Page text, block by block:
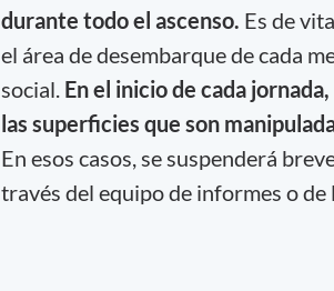
durante todo el ascenso. Es de
el área de desembarque de cada
social. En el inicio de cada
las superficies que son
En esos casos, se suspenderá
través del equipo de informes o de